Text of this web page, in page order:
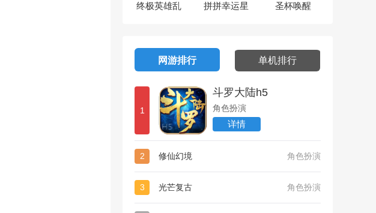
终极英雄乱
拼拼幸运星 圣杯唤醒
网游排行 单机排行
1
斗罗大陆h5
角色扮演
详情
2 修仙幻境 角色扮演
3 光芒复古 角色扮演